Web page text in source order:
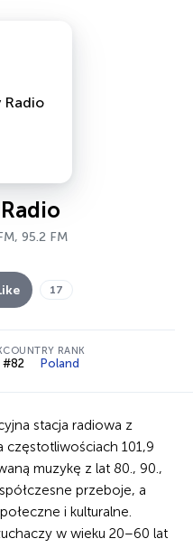
95.2 FM
17
COUNTRY RANK
#82 Poland
stacja radiowa z
częstotliwościach 101,9
muzykę z lat 80., 90.,
przeboje, a
i kulturalne.
w wieku 20–60 lat